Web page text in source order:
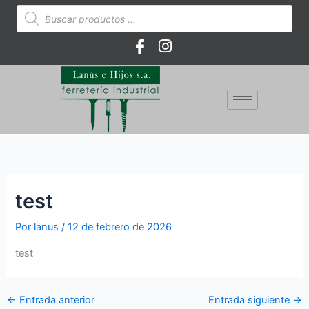
Búsqueda
de
productos
test
Por lanus/12 de febrero de 2026
test
← Entrada anterior Entrada siguiente →